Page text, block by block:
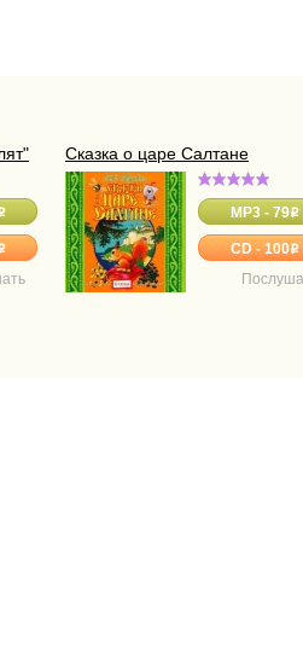
Сказка о царе Салтане
MP3 - 79o
CD - 100o